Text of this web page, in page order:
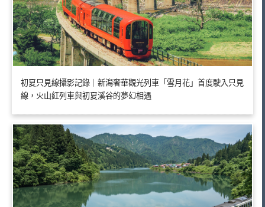
初夏只見線攝影記錄｜新潟奢華觀光列車「雪月花」首度駛入只見
線，火山紅列車與初夏溪谷的夢幻相遇